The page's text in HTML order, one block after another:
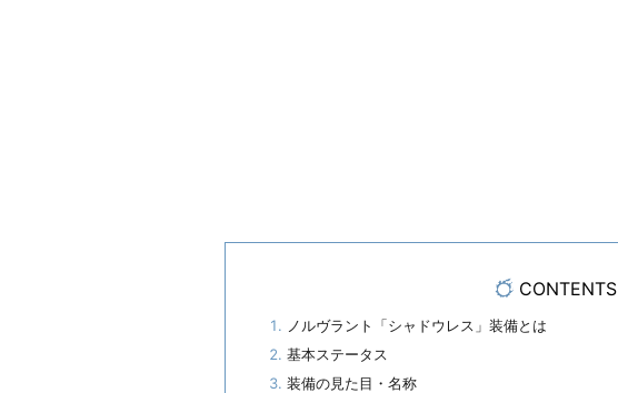
CONTENTS
ノルヴラント「シャドウレス」装備とは
基本ステータス
装備の見た目・名称